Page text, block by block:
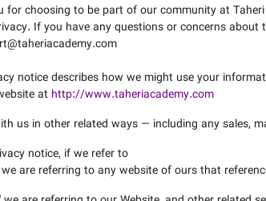
for choosing to be part of our community at
If you have any questions or concerns
notice describes how we might use your
at http://www.taheriacademy.com
us in other related ways ― including any sales,
notice, if we refer to:
we are referring to any website of ours that